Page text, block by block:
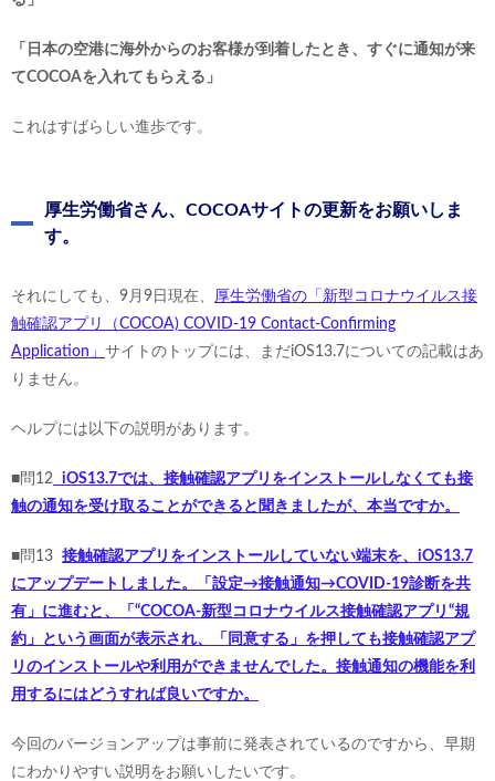
「日本の空港に海外からのお客様が到着したとき、すぐに通知が来
てCOCOAを入れてもらえる」
これはすばらしい進歩です。
厚生労働省さん、COCOAサイトの更新をお願いしま
す。
それにしても、9月9日現在、
厚生労働省の「新型コロナウイルス接
触確認アプリ（COCOA) COVID-19 Contact-Confirming
Application」 サイトのトップには、まだiOS13.7についての記載はあ
りません。
ヘルプには以下の説明があります。
■問12
iOS13.7では、接触確認アプリをインストールしなくても接
触の通知を受け取ることができると聞きましたが、本当ですか。
■問13 接触確認アプリをインストールしていない端末を、iOS13.7
にアップデートしました。「設定→接触通知→COVID-19診断を共
有」に進むと、「“COCOA-新型コロナウイルス接触確認アプリ“規
約」という画面が表示され、「同意する」を押しても接触確認アプ
リのインストールや利用ができませんでした。接触通知の機能を利
用するにはどうすれば良いですか。
今回のバージョンアップは事前に発表されているのですから、早期
にわかりやすい説明をお願いしたいです。